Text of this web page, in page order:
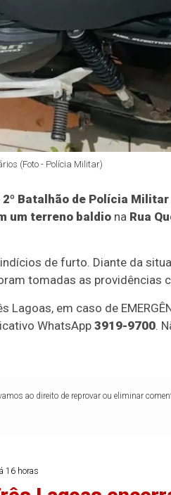
(Foto - Polícia Militar)
Batalhão de Polícia Militar
um terreno baldio na Rua
de furto. Diante da
tomadas as providências
em caso de
WhatsApp3919-9700.
ao direito de reprovar ou eliminar
16 horas